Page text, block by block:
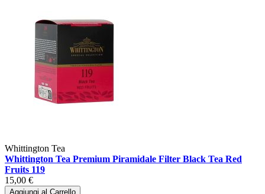
Whittington Tea
Whittington Tea Premium Piramidale Filter Black Tea Red
Fruits 119
15,00 €
Aggiungi al Carrello